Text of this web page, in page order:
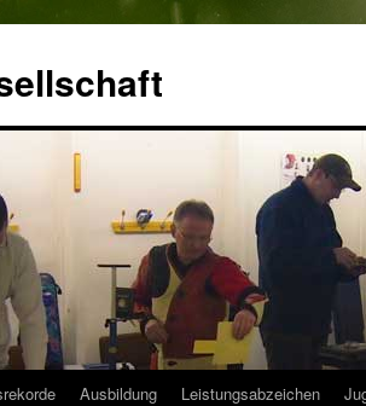
Ausbildung Leistungsabzeichen